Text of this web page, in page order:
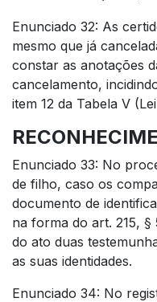
Enunciado 32: As
mesmo que já
constar as anotações
cancelamento,
item 12 da Tabela V
Enunciado 33: No
de filho, caso os
documento de
na forma do art. 215, §
do ato duas
as suas identidades.
Enunciado 34: No